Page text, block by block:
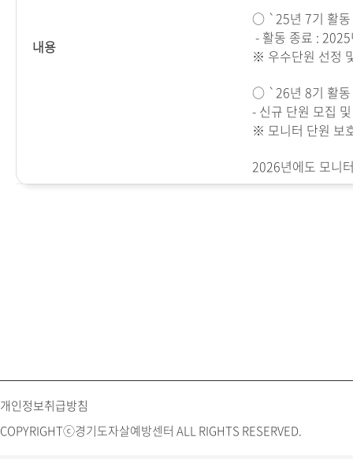
내용
○ `25년 7기 활
- 활동 종료 : 2025
※ 우수단원 선정
○ `26년 8기 활
- 신규 단원 모집
※ 모니터 단원 보
2026년에도 모니
개인정보취급방침
COPYRIGHTⓒ경기도자살예방센터 ALL RIGHTS RESERVED.